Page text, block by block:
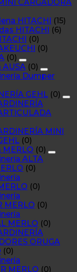
CARGADORA
HITACHI (15)
HITACHI (6)
(0)
(0)
(0)
AUSA (0)
Dumper
GEHL (0)
MINI
(0)
MERLO (0)
ALTA
(0)
(0)
MERLO (0)
MERLO (0)
ORUGA
(0)
MERLO (0)